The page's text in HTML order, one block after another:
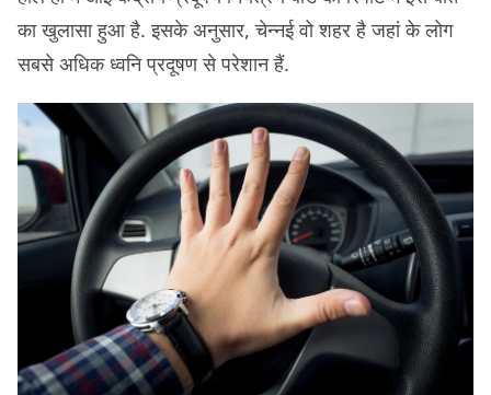
का खुलासा हुआ है. इसके अनुसार, चेन्नई वो शहर है जहां के लोग
सबसे अधिक ध्वनि प्रदूषण से परेशान हैं.